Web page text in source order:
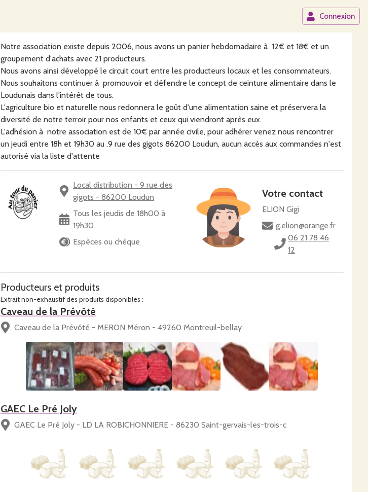
Connexion
Notre association existe depuis 2006, nous avons un panier hebdomadaire à 12€ et 18€ et un
groupement d'achats avec 21 producteurs.
Nous avons ainsi développé le circuit court entre les producteurs locaux et les consommateurs.
Nous souhaitons continuer à promouvoir et défendre le concept de ceinture alimentaire dans le
Loudunais dans l'intérêt de tous.
L'agriculture bio et naturelle nous redonnera le goût d'une alimentation saine et préservera la
diversité de notre terroir pour nos enfants et ceux qui viendront après eux.
L'adhésion à notre association est de 10€ par année civile, pour adhérer venez nous rencontrer
un jeudi entre 18h et 19h30 au .9 rue des gigots 86200 Loudun, aucun accès aux commandes n'est
autorisé via la liste d'attente
Local distribution - 9 rue des
gigots - 86200 Loudun
Tous les jeudis de 18h00 à
19h30
Espèces ou chèque
Votre contact
ELION Gigi
g.elion@orange.fr
06 21 78 46
12
Producteurs et produits
Extrait non-exhaustif des produits disponibles :
Caveau de la Prévôté
Caveau de la Prévôté - MERON Méron - 49260 Montreuil-bellay
GAEC Le Pré Joly
GAEC Le Pré Joly - LD LA ROBICHONNIERE - 86230 Saint-gervais-les-trois-c